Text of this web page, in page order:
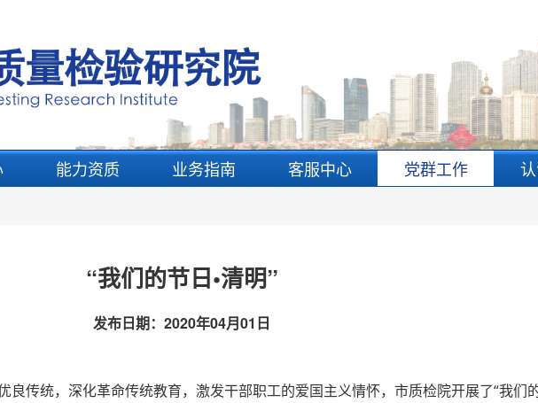
能力资质 业务指南 客服中心 党群工作
“我们的节日•清明”
发布日期： 2020年04月01日
传统，深化革命传统教育，激发干部职工的爱国主义情怀，市质检院开展了“我们的